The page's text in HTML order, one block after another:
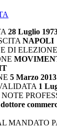
28 Luglio
NAPOLI
DI ELEZIONE
5 Marzo 2013
1
MANDATO